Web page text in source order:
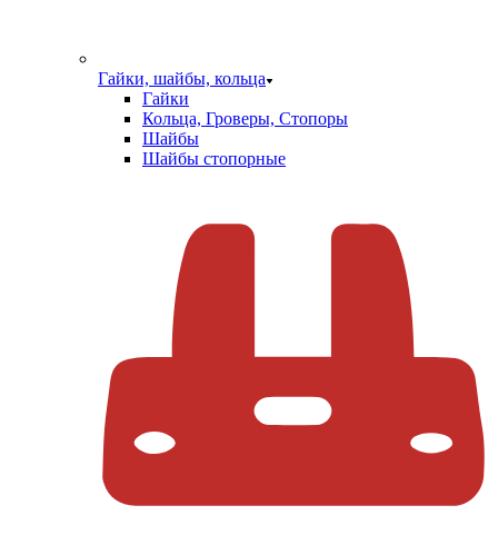
Гайки, шайбы, кольца
Гайки
Кольца, Гроверы, Стопоры
Шайбы
Шайбы стопорные